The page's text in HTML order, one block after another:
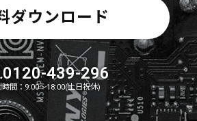
ダウンロード
0120-439-296
時間：9:00～18:00(土日祝休)